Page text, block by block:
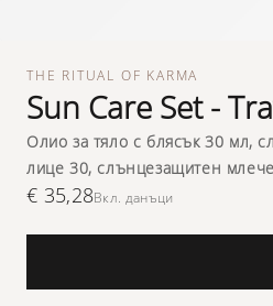
THE RITUAL OF KARMA
Sun Care Set -
Олио за тяло с блясък 30 мл,
лице 30, слънцезащитен
€ 35,28Вкл. данъци